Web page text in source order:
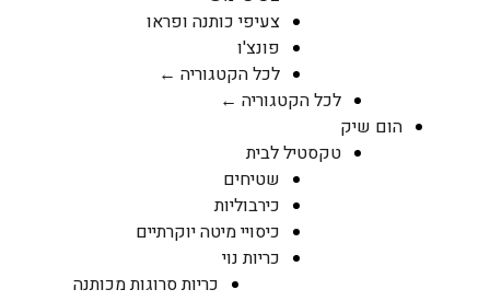
צעיפי כותנה ופראו
פונצ'ו
לכל הקטגוריה ←
לכל הקטגוריה ←
הום שיק
טקסטיל לבית
שטיחים
כירבוליות
כיסויי מיטה יוקרתיים
כריות נוי
כריות סרוגות מכותנה